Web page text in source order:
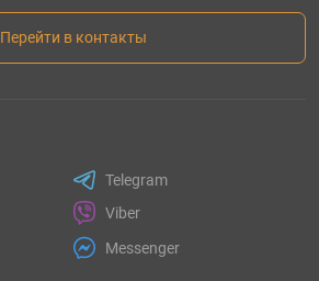
Перейти в контакты
Telegram
Viber
Messenger